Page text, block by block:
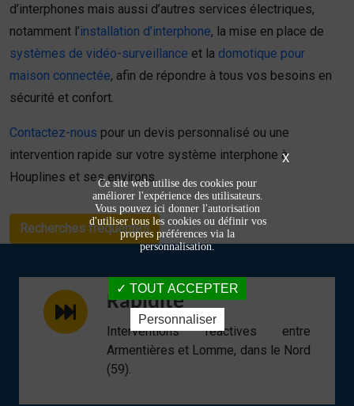
d’interphones mais aussi d’autres services électriques,
notamment l’installation d’interphone, la mise en place de
systèmes de vidéo-surveillance et la domotique pour
maison connectée, afin de répondre à tous vos besoins en
sécurité et confort.
Contactez-nous pour un devis personnalisé ou une
intervention rapide sur votre système interphone à
Houplines et ses environs.
Recherches fréquentes
Rapidité
Interventions réactives entre
Armentières et Lomme, dans le Nord
(59).
X
Ce site web utilise des cookies pour
améliorer l'expérience des utilisateurs.
Vous pouvez ici donner l'autorisation
d'utiliser tous les cookies ou définir vos
propres préférences via la
personnalisation.
TOUT ACCEPTER
Personnaliser